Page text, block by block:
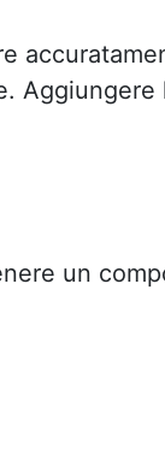
Aggiungere
un